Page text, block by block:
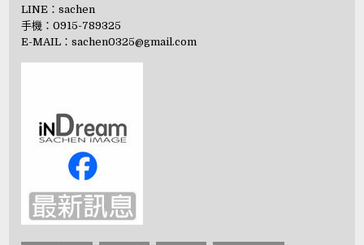
LINE：sachen
手機：0915-789325
E-MAIL：sachen0325@gmail.com